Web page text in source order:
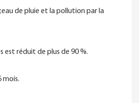
de pluie et la pollution par la
réduit de plus de 90 %.
mois.